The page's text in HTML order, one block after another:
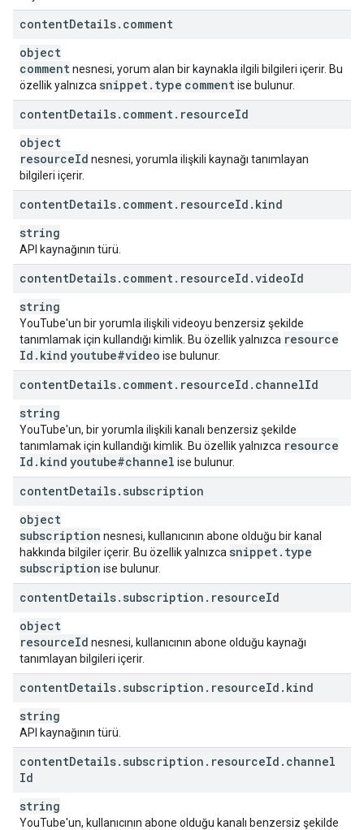
contentDetails. comment
object
commentnesnesi, yorum alan bir kaynakla ilgili bilgileri içerir. Bu
özellik yalnızca snippet. type commentise bulunur.
contentDetails. comment. resourceId
object
resourceId nesnesi, yorumla ilişkili kaynağı tanımlayan
bilgileri içerir.
contentDetails. comment. resourceId . kind
string
API kaynağının türü.
contentDetails. comment. resourceId .videoId
string
YouTube'un bir yorumla ilişkili videoyu benzersiz şekilde
tanımlamak için kullandığı kimlik. Bu özellik yalnızca resource
Id . kind youtube#video ise bulunur.
contentDetails. comment. resourceId . channelId
string
YouTube'un, bir yorumla ilişkili kanalı benzersiz şekilde
tanımlamak için kullandığı kimlik. Bu özellik yalnızca resource
Id . kind youtube#channel ise bulunur.
contentDetails. subscription
object
subscription nesnesi, kullanıcının abone olduğu bir kanal
hakkında bilgiler içerir. Bu özellik yalnızca snippet. type
subscription ise bulunur.
contentDetails. subscription . resourceId
object
resourceId nesnesi, kullanıcının abone olduğu kaynağı
tanımlayan bilgileri içerir.
contentDetails. subscription . resourceId . kind
string
API kaynağının türü.
contentDetails. subscription . resourceId . channel
Id
string
YouTube'un, kullanıcının abone olduğu kanalı benzersiz şekilde